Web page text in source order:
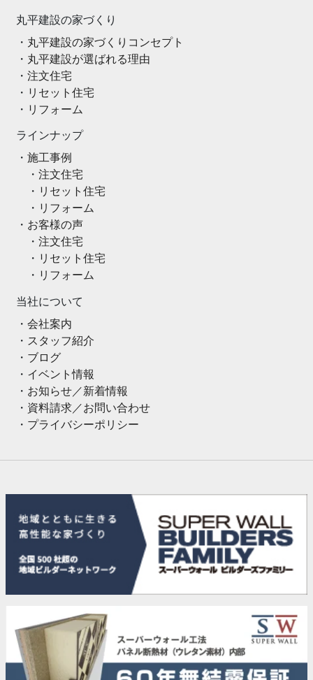
丸平建設の家づくり
丸平建設の家づくりコンセプト
丸平建設が選ばれる理由
注文住宅
リセット住宅
リフォーム
ラインナップ
施工事例
注文住宅
リセット住宅
リフォーム
お客様の声
注文住宅
リセット住宅
リフォーム
当社について
会社案内
スタッフ紹介
ブログ
イベント情報
お知らせ／新着情報
資料請求／お問い合わせ
プライバシーポリシー